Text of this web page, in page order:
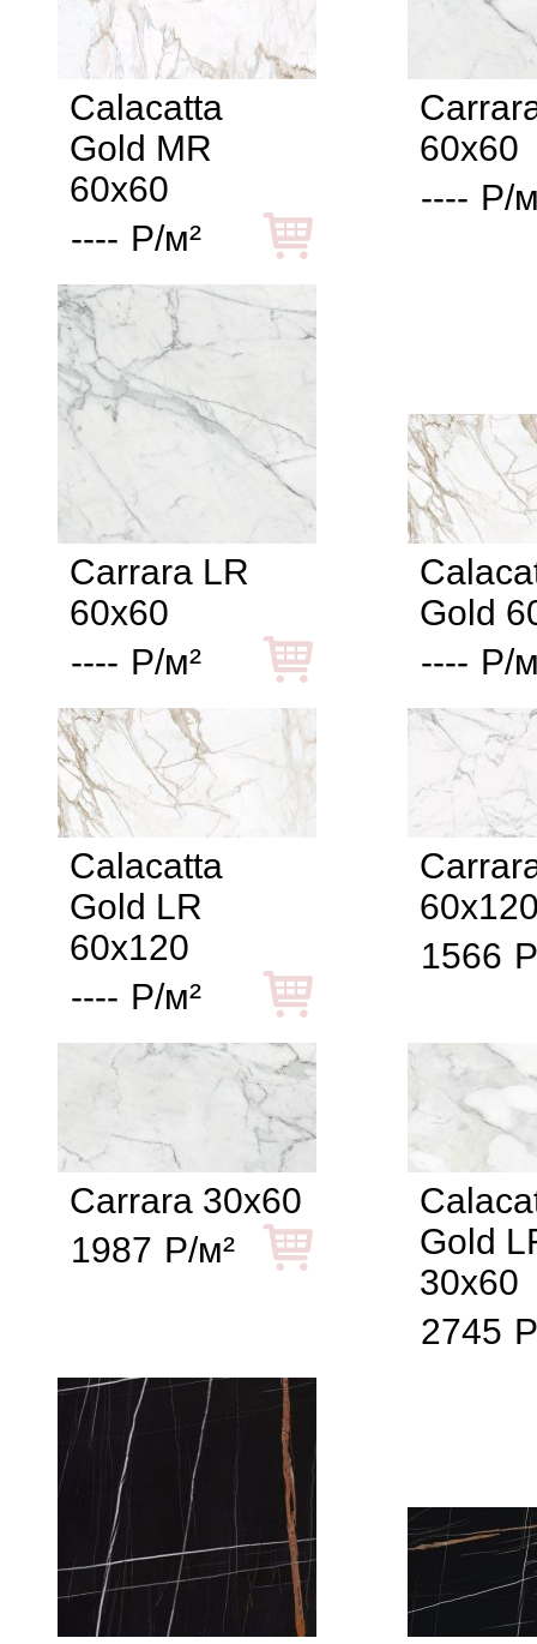
Calacatta
Gold MR
60x60
---- Р/м²
60x60
---- Р/
Carrara LR
60x60
---- Р/м²
Gold
---- Р/
Calacatta
Gold LR
60x120
---- Р/м²
1566
Carrara 30x60
1987 Р/м²
Gold
30x60
2745